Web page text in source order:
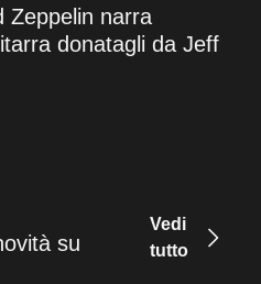
Zeppelin narra
donatagli da Jeff
su
Vedi
tutto